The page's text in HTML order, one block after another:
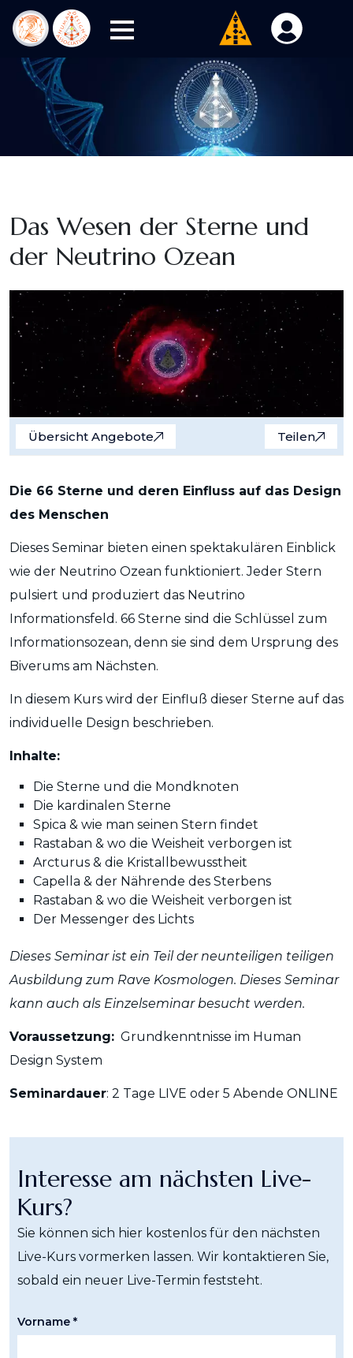
Das Wesen der Sterne und
der Neutrino Ozean
Übersicht Angebote Teilen
Die 66 Sterne und deren Einfluss auf das Design
des Menschen
Dieses Seminar bieten einen spektakulären Einblick
wie der Neutrino Ozean funktioniert. Jeder Stern
pulsiert und produziert das Neutrino
Informationsfeld. 66 Sterne sind die Schlüssel zum
Informationsozean, denn sie sind dem Ursprung des
Biverums am Nächsten.
In diesem Kurs wird der Einfluß dieser Sterne auf das
individuelle Design beschrieben.
Inhalte:
Die Sterne und die Mondknoten
Die kardinalen Sterne
Spica & wie man seinen Stern findet
Rastaban & wo die Weisheit verborgen ist
Arcturus & die Kristallbewusstheit
Capella & der Nährende des Sterbens
Rastaban & wo die Weisheit verborgen ist
Der Messenger des Lichts
Dieses Seminar ist ein Teil der neunteiligen teiligen
Ausbildung zum Rave Kosmologen. Dieses Seminar
kann auch als Einzelseminar besucht werden.
Voraussetzung: Grundkenntnisse im Human
Design System
Seminardauer: 2 Tage LIVE oder 5 Abende ONLINE
Interesse am nächsten Live-
Kurs?
Sie können sich hier kostenlos für den nächsten
Live-Kurs vormerken lassen. Wir kontaktieren Sie,
sobald ein neuer Live-Termin feststeht.
Vorname *